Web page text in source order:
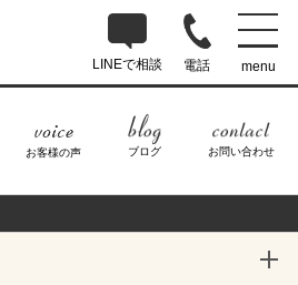
LINEで相談 電話 menu
お客様の声 ブログ お問い合わせ